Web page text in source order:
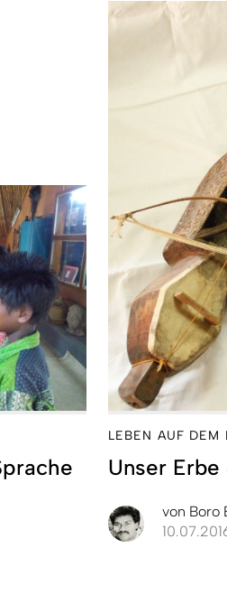
LEBEN AUF DEM
Unser
von Boro